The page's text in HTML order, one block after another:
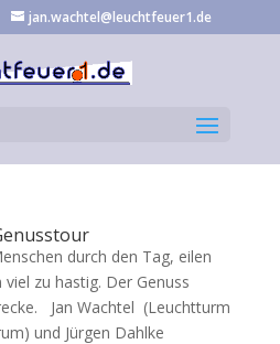
jan.wachtel@leuchtfeuer1.de
durch den Tag, eilen
zu hastig. Der Genuss
Jan Wachtel (Leuchtturm
und Jürgen Dahlke